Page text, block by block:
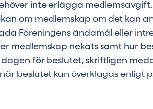
inte erlägga medlemsavgift.
om medlemskap om det kan
Föreningens ändamål eller
medlemskap nekats samt hur
för beslutet, skriftligen
beslutet kan överklagas enligt